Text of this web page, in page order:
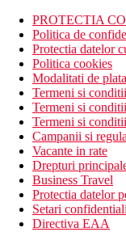
PROTECTIA
Politica de
Protectia datelor
Politica cookies
Modalitati de plata
Termeni si conditii
Termeni si
Termeni si
Campanii si
Vacante in rate
Drepturi
Business Travel
Protectia datelor
Setari
Directiva EAA